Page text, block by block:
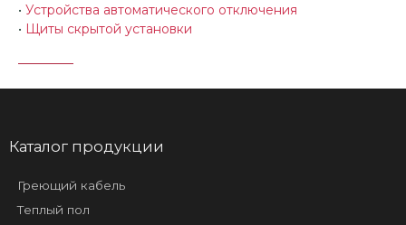
• Устройства автоматического отключения
• Щиты скрытой установки
Каталог продукции
Греющий кабель
Теплый пол